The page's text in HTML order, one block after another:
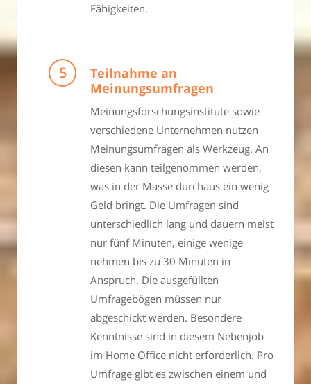
Fähigkeiten.
Teilnahme an
Meinungsumfragen
Meinungsforschungsinstitute sowie
verschiedene Unternehmen nutzen
Meinungsumfragen als Werkzeug. An
diesen kann teilgenommen werden,
was in der Masse durchaus ein wenig
Geld bringt. Die Umfragen sind
unterschiedlich lang und dauern meist
nur fünf Minuten, einige wenige
nehmen bis zu 30 Minuten in
Anspruch. Die ausgefüllten
Umfragebögen müssen nur
abgeschickt werden. Besondere
Kenntnisse sind in diesem Nebenjob
im Home Office nicht erforderlich. Pro
Umfrage gibt es zwischen einem und